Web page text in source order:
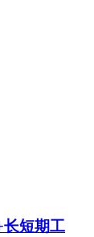
短期工